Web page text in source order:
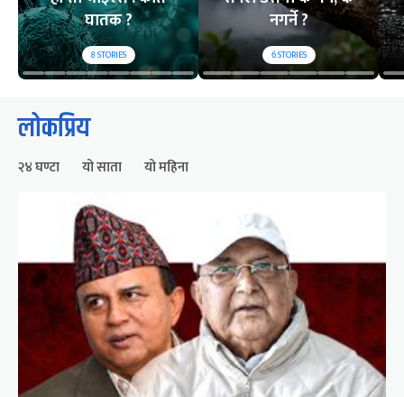
घातक ?
8STORIES
नगर्ने ?
6STORIES
लोकप्रिय
२४ घण्टा यो साता यो महिना